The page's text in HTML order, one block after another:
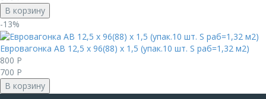
В корзину
-13%
Евровагонка AB 12,5 х 96(88) х 1,5 (упак.10 шт. S раб=1,32 м2)
800 Р
700 Р
В корзину